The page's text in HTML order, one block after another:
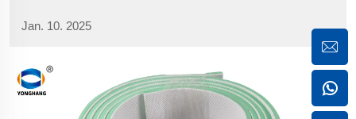
područjima, kao što su prehrambena, farmaceutska,
Jan. 10. 2025